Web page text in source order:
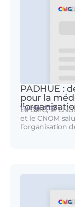
PADHUE :
pour la
15 juillet 2026
Le CMG, le
et le CNOM
l’organisation